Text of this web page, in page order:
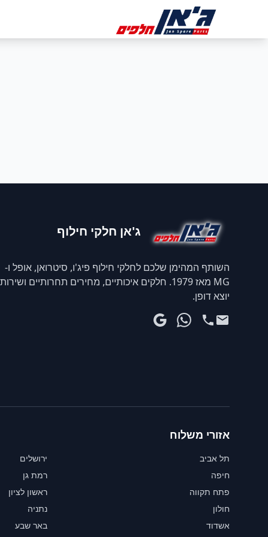
ג'אן חלקי חילוף
השותף המהימן שלכם לחלקי חילוף פיג'ו, סיטרואן, אופל ו-
MG מאז 1979. חלקים איכותיים, מחירים תחרותיים ושירות
יוצא דופן.
אזורי משלוח
תל אביב
ירושלים
חיפה
רמת גן
פתח תקווה
ראשון לציון
חולון
נתניה
אשדוד
באר שבע